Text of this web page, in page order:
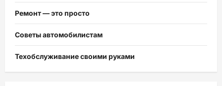
Ремонт — это просто
Советы автомобилистам
Техобслуживание своими руками